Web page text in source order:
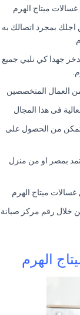
ميتاج الهرم.
بمجرد اتصالك به
جهدا كي نلبي جميع
العمال المتخصصين
فى هذا المجال
من الحصول على
بمصر او من منزل
ميتاج الهرم.
خلال رقم مركز صيانة
الهرم